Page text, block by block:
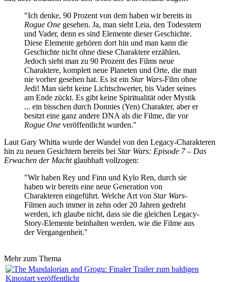
"Ich denke, 90 Prozent von dem haben wir bereits in
Rogue One gesehen. Ja, man sieht Leia, den Todesstern
und Vader, denn es sind Elemente dieser Geschichte.
Diese Elemente gehören dort hin und man kann die
Geschichte nicht ohne diese Charaktere erzählen.
Jedoch sieht man zu 90 Prozent des Films neue
Charaktere, komplett neue Planeten und Orte, die man
nie vorher gesehen hat. Es ist ein Star Wars-Film ohne
Jedi! Man sieht keine Lichtschwerter, bis Vader seines
am Ende zückt. Es gibt keine Spiritualität oder Mystik
... ein bisschen durch Donnies (Yen) Charakter, aber er
besitzt eine ganz andere DNA als die Filme, die vor
Rogue One veröffentlicht wurden."
Laut Gary Whitta wurde der Wandel von den Legacy-Charakteren
hin zu neuen Gesichtern bereits bei Star Wars: Episode 7 – Das
Erwachen der Machtglaubhaft vollzogen:
"Wir haben Rey und Finn und Kylo Ren, durch sie
haben wir bereits eine neue Generation von
Charakteren eingeführt. Welche Art von Star Wars-
Filmen auch immer in zehn oder 20 Jahren gedreht
werden, ich glaube nicht, dass sie die gleichen Legacy-
Story-Elemente beinhalten werden, wie die Filme aus
der Vergangenheit."
Mehr zum Thema